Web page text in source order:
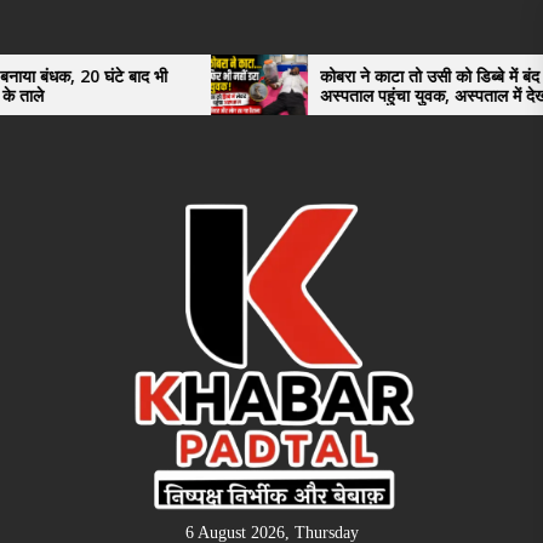
the
content
भी
कोबरा ने काटा तो उसी को डिब्बे में बंद कर
अस्पताल पहुंचा युवक, अस्पताल में देखकर डॉक्टर
भी रह गए हैरान
6 August 2026, Thursday